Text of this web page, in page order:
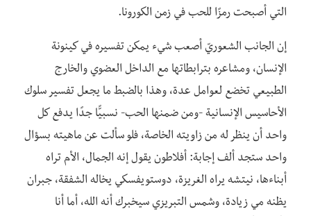
التي أصبحت رمزًا للحب في زمن الكورونا.
إن الجانب الشعوريّ أصعب شيء يمكن تفسيره في كينونة
الإنسان، ومشاعره بترابطاتها مع الداخل العضوي والخارج
الطبيعي تخضع لعوامل عدة، وهذا بالضبط ما يجعل تفسير سلوك
الأحاسيس الإنسانية -ومن ضمنها الحب- نسبيًّا جدًا يدفع كل
واحد أن ينظر له من زاويته الخاصة، فلو سألت عن ماهيته بسؤال
واحد ستجد ألف إجابة: أفلاطون يقول إنه الجمال، الأم تراه
أبناءها، نيتشه يراه الغريزة، دوستويفسكي يخاله الشفقة، جبران
يظنه مي زيادة، وشمس التبريزي سيخبرك أنه الله، أما أنا